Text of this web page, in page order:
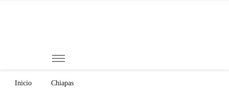
Inicio Chiapas